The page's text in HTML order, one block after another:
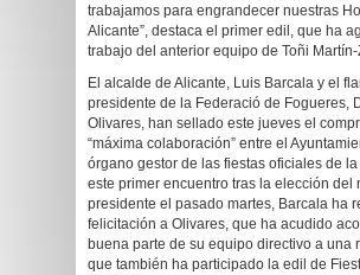
trabajamos para engrandecer nuestras
Alicante”, destaca el primer edil, que ha
trabajo del anterior equipo de Toñi
El alcalde de Alicante, Luis Barcala y el
presidente de la Federació de Fogueres,
Olivares, han sellado este jueves el
“máxima colaboración” entre el
órgano gestor de las fiestas oficiales de
este primer encuentro tras la elección del
presidente el pasado martes, Barcala ha
felicitación a Olivares, que ha acudido
buena parte de su equipo directivo a una
que también ha participado la edil de